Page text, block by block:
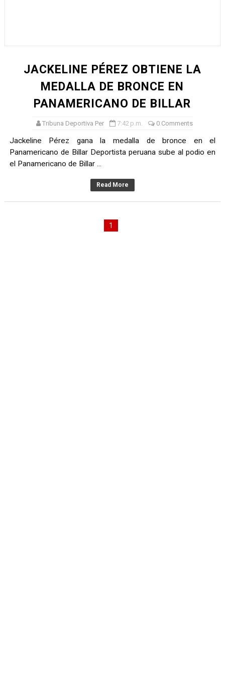
MARATÓN DE LIMA: EL CHEQUEO MÉDICO COMO LA
CLAUDIO PIZARRO: "YO ESPERABA MUCHO MÁS DE
JACKELINE PÉREZ OBTIENE LA
MEDALLA DE BRONCE EN
PANAMERICANO DE BILLAR
Tribuna Deportiva Per 7:42 p.m. 0 Comments
Jackeline Pérez gana la medalla de bronce en el
Panamericano de Billar Deportista peruana sube al podio en
el Panamericano de Billar ...
Read More
1